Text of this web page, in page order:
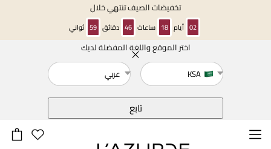
تخفيضات الصيف تنتهي خلال
02 أيام 18 ساعات 46 دقائق 58 ثواني
اختر الموقع واللغة المفضلة لديك
KSA
عربي
تابع